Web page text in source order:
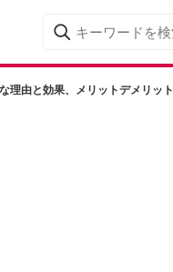
理由と効果、メリットデメリット